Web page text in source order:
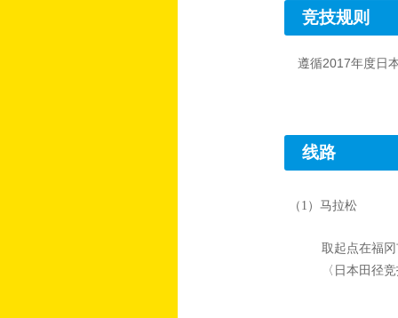
竞技规则
遵循2017年度日
线路
（1）马拉松
取起点在福
〈日本田径